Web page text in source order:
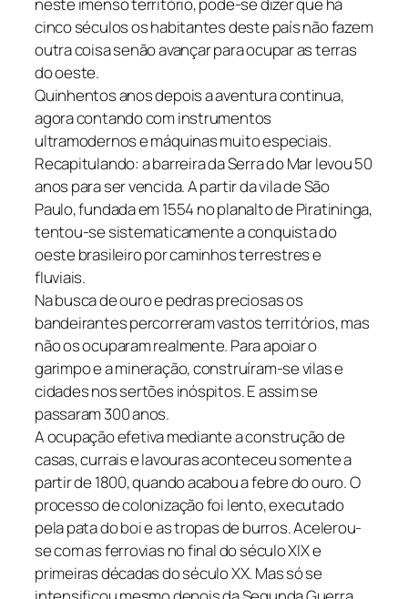
neste imenso território, pode-se dizer que há
cinco séculos os habitantes deste país não fazem
outra coisa senão avançar para ocupar as terras
do oeste.
Quinhentos anos depois a aventura continua,
agora contando com instrumentos
ultramodernos e máquinas muito especiais.
Recapitulando: a barreira da Serra do Mar levou 50
anos para ser vencida. A partir da vila de São
Paulo, fundada em 1554 no planalto de Piratininga,
tentou-se sistematicamente a conquista do
oeste brasileiro por caminhos terrestres e
fluviais.
Na busca de ouro e pedras preciosas os
bandeirantes percorreram vastos territórios, mas
não os ocuparam realmente. Para apoiar o
garimpo e a mineração, construíram-se vilas e
cidades nos sertões inóspitos. E assim se
passaram 300 anos.
A ocupação efetiva mediante a construção de
casas, currais e lavouras aconteceu somente a
partir de 1800, quando acabou a febre do ouro. O
processo de colonização foi lento, executado
pela pata do boi e as tropas de burros. Acelerou-
se com as ferrovias no final do século XIX e
primeiras décadas do século XX. Mas só se